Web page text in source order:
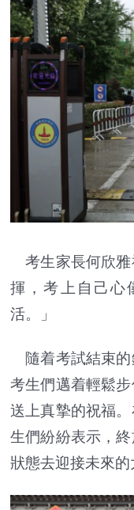
考生家長何欣雅
揮，考上自己心
活。」
隨着考試結束的
考生們邁着輕鬆
送上真摯的祝福
生們紛紛表示，
狀態去迎接未來的